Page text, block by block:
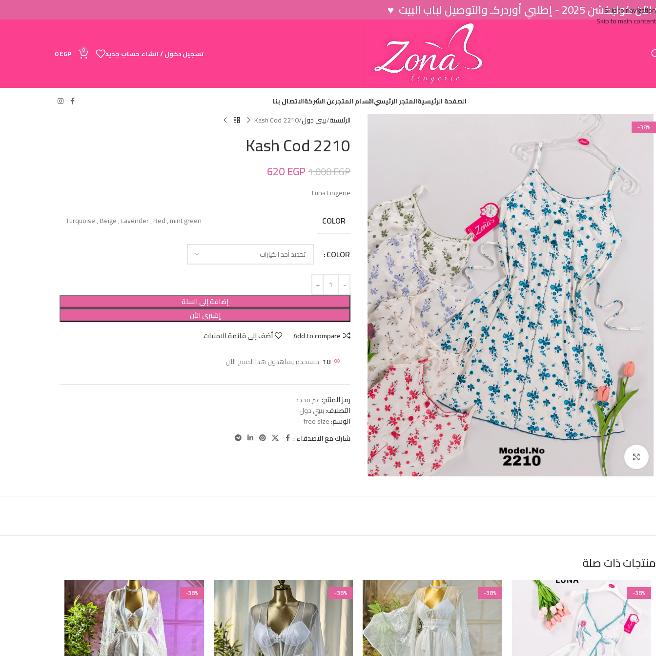
Skip to navigation
Skip to main content
2025 - إطلبي أوردركـ والتوصيل لباب البيت ♥
تسجيل دخول / انشاء حساب جديد 0
0EGP
الصفحة الرئيسيةالمتجر الرئيسياقسام المتجرعن الشركةالاتصال بنا
-38%
Click to enlarge
الرئيسية بيبي دول Kash Cod 2210
Kash Cod 2210
1.000EGP
620EGP
Luna Lingerie
COLOR
Turquoise,Beige,Lavender,Red,mint green
COLOR
إضافة إلى السلة
إشترى الأن
Add to compare
أضف إلى قائمة الامنيات
18 مستخدم يشاهدون هذا المنتج الآن
رمز المنتج:غير محدد
التصنيف:بيبي دول
الوسم:free size
شارك مع الاصدقاء :
منتجات ذات صلة
-38%
-38%
-38%
-38%